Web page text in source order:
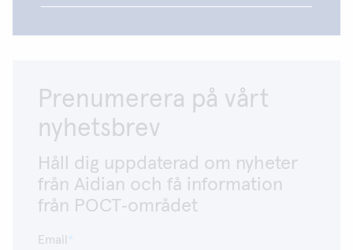
Prenumerera på vårt
nyhetsbrev
Håll dig uppdaterad om nyheter
från Aidian och få information
från POCT‑området
Email